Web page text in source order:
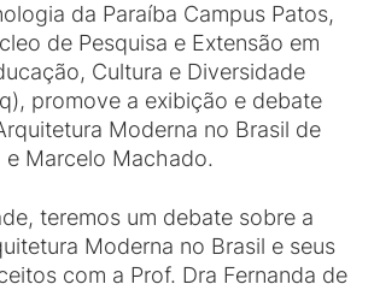
da Paraíba Campus Patos,
de Pesquisa e Extensão em
Cultura e Diversidade
promove a exibição e debate
Moderna no Brasil de
e Marcelo Machado.
teremos um debate sobre a
Moderna no Brasil e seus
com a Prof. Dra Fernanda de